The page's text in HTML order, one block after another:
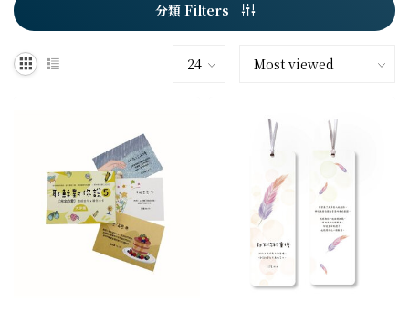
分類 Filters